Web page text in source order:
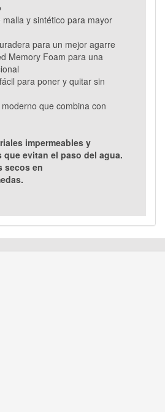
malla y sintético para mayor
para un mejor agarre
Memory Foam para una
para poner y quitar sin
que combina con
impermeables y
evitan el paso del agua.
secos en